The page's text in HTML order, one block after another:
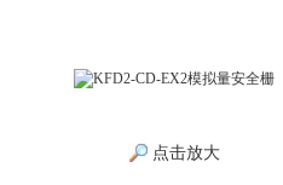
点击放大